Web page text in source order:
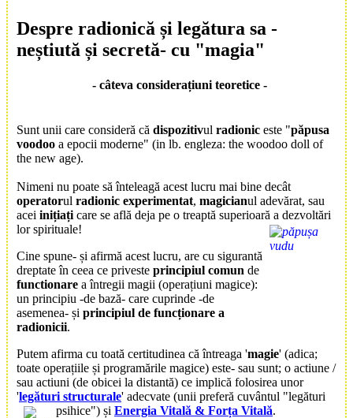
Despre radionică și legătura sa -
neștiută și secretă- cu "magia"
- câteva considerațiuni teoretice -
Sunt unii care consideră că dispozitivul radionic este "păpusa
voodoo a epocii moderne" (in lb. engleza: the woodoo doll of
the new age).
Nimeni nu poate să înteleagă acest lucru mai bine decât
operatorul radionic experimentat, magicianul adevărat, sau
acei inițiați care se află deja pe o treaptă superioară a dezvoltări
lor spirituale!
Cine spune- și afirmă acest lucru, are cu sigurantă
dreptate în ceea ce priveste principiul comun de
functionare a întregii magii (operațiuni magice):
un principiu -de bază- care cuprinde -de
asemenea- și principiul de funcționare a
radionicii.
Putem afirma cu toată certitudinea că întreaga 'magie' (adica;
toate operațiile și programările magice) este- sau sunt; o actiune /
sau actiuni (de obicei la distantă) ce implică folosirea unor
'legături structurale' adecvate (unii preferă cuvântul "legături
psihice") și Energia Vitală & Forța Vitală.